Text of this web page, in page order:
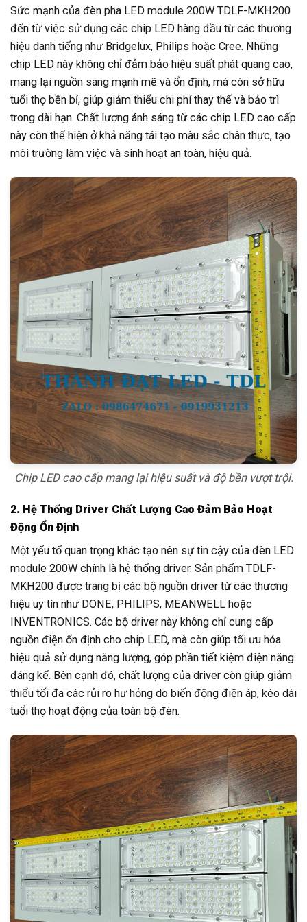
Sức mạnh của đèn pha LED module 200W TDLF-MKH200
đến từ việc sử dụng các chip LED hàng đầu từ các thương
hiệu danh tiếng như Bridgelux, Philips hoặc Cree. Những
chip LED này không chỉ đảm bảo hiệu suất phát quang cao,
mang lại nguồn sáng mạnh mẽ và ổn định, mà còn sở hữu
tuổi thọ bền bỉ, giúp giảm thiểu chi phí thay thế và bảo trì
trong dài hạn. Chất lượng ánh sáng từ các chip LED cao cấp
này còn thể hiện ở khả năng tái tạo màu sắc chân thực, tạo
môi trường làm việc và sinh hoạt an toàn, hiệu quả.
Chip LED cao cấp mang lại hiệu suất và độ bền vượt trội.
2. Hệ Thống Driver Chất Lượng Cao Đảm Bảo Hoạt
Động Ổn Định
Một yếu tố quan trọng khác tạo nên sự tin cậy của đèn LED
module 200W chính là hệ thống driver. Sản phẩm TDLF-
MKH200 được trang bị các bộ nguồn driver từ các thương
hiệu uy tín như DONE, PHILIPS, MEANWELL hoặc
INVENTRONICS. Các bộ driver này không chỉ cung cấp
nguồn điện ổn định cho chip LED, mà còn giúp tối ưu hóa
hiệu quả sử dụng năng lượng, góp phần tiết kiệm điện năng
đáng kể. Bên cạnh đó, chất lượng của driver còn giúp giảm
thiểu tối đa các rủi ro hư hỏng do biến động điện áp, kéo dài
tuổi thọ hoạt động của toàn bộ đèn.